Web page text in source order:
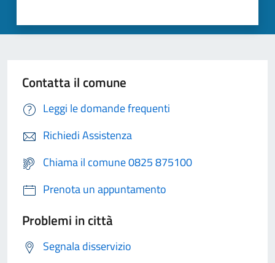
Contatta il comune
Leggi le domande frequenti
Richiedi Assistenza
Chiama il comune 0825 875100
Prenota un appuntamento
Problemi in città
Segnala disservizio